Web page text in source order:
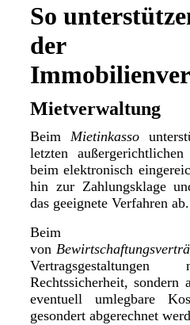
So
der
Mietverwaltung
Beim Mietinkasso
letzten außergerichtlichen
beim elektronisch
hin zur Zahlungsklage
das geeignete Verfahren ab.
Beim
von
Rechtssicherheit, sondern
eventuell umlegbare
gesondert abgerechnet